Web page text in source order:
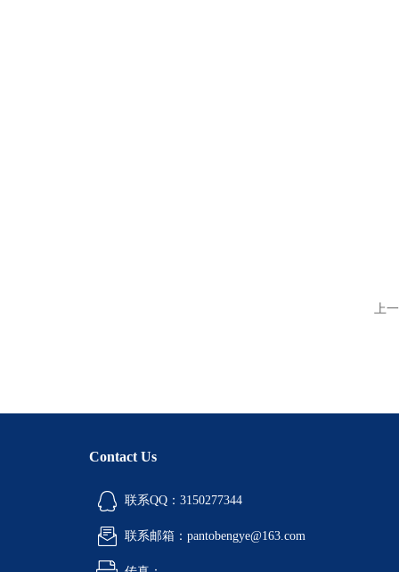
上
Contact Us
联系QQ：3150277344
联系邮箱：pantobengye@163.com